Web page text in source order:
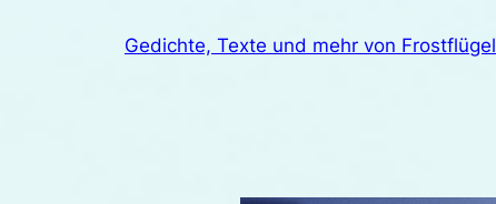
Gedichte, Texte und mehr von Frostflügel